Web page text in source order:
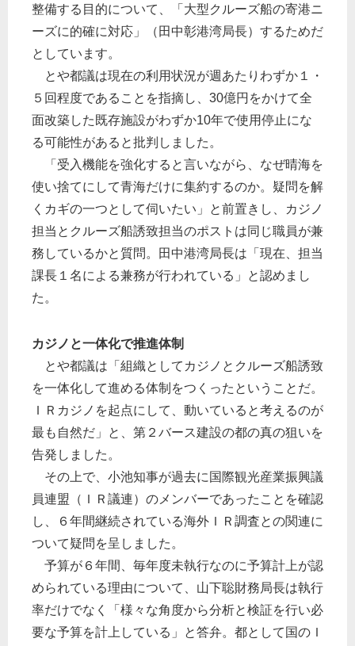
整備する目的について、「大型クルーズ船の寄港ニ
ーズに的確に対応」（田中彰港湾局長）するためだ
としています。
とや都議は現在の利用状況が週あたりわずか１・
５回程度であることを指摘し、30億円をかけて全
面改築した既存施設がわずか10年で使用停止にな
る可能性があると批判しました。
「受入機能を強化すると言いながら、なぜ晴海を
使い捨てにして青海だけに集約するのか。疑問を解
くカギの一つとして伺いたい」と前置きし、カジノ
担当とクルーズ船誘致担当のポストは同じ職員が兼
務しているかと質問。田中港湾局長は「現在、担当
課長１名による兼務が行われている」と認めまし
た。
カジノと一体化で推進体制
とや都議は「組織としてカジノとクルーズ船誘致
を一体化して進める体制をつくったということだ。
ＩＲカジノを起点にして、動いていると考えるのが
最も自然だ」と、第２バース建設の都の真の狙いを
告発しました。
その上で、小池知事が過去に国際観光産業振興議
員連盟（ＩＲ議連）のメンバーであったことを確認
し、６年間継続されている海外ＩＲ調査との関連に
ついて疑問を呈しました。
予算が６年間、毎年度未執行なのに予算計上が認
められている理由について、山下聡財務局長は執行
率だけでなく「様々な角度から分析と検証を行い必
要な予算を計上している」と答弁。都として国のＩ